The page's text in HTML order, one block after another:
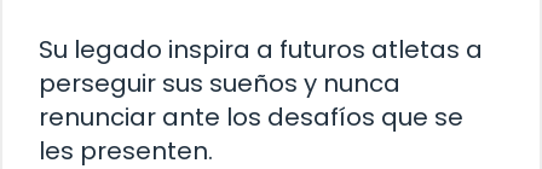
Su legado inspira a futuros atletas a
perseguir sus sueños y nunca
renunciar ante los desafíos que se
les presenten.